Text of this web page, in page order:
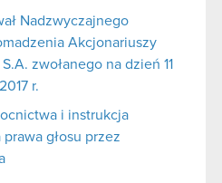
Nadzwyczajnego
Akcjonariuszy
zwołanego na dzień 11
r.
i instrukcja
głosu przez